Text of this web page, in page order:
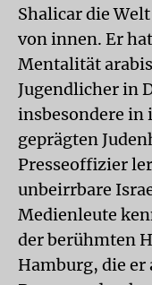
Shalicar die
von innen. Er
Mentalität
Jugendlicher in
insbesondere
geprägten
Presseoffizier
unbeirrbare
Medienleute
der berühmten
Hamburg, die